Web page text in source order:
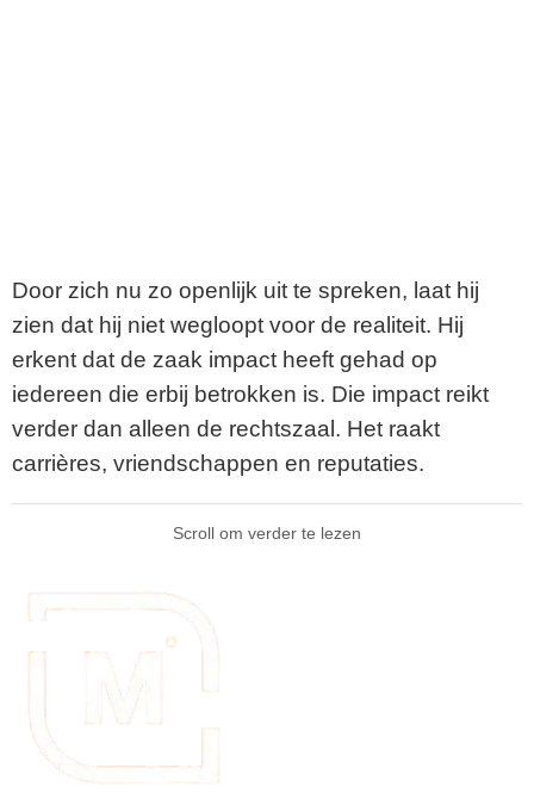
Door zich nu zo openlijk uit te spreken, laat hij
zien dat hij niet wegloopt voor de realiteit. Hij
erkent dat de zaak impact heeft gehad op
iedereen die erbij betrokken is. Die impact reikt
verder dan alleen de rechtszaal. Het raakt
carrières, vriendschappen en reputaties.
Scroll om verder te lezen